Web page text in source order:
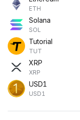
ETH
Solana
SOL
Tutorial
TUT
XRP
XRP
USD1
USD1